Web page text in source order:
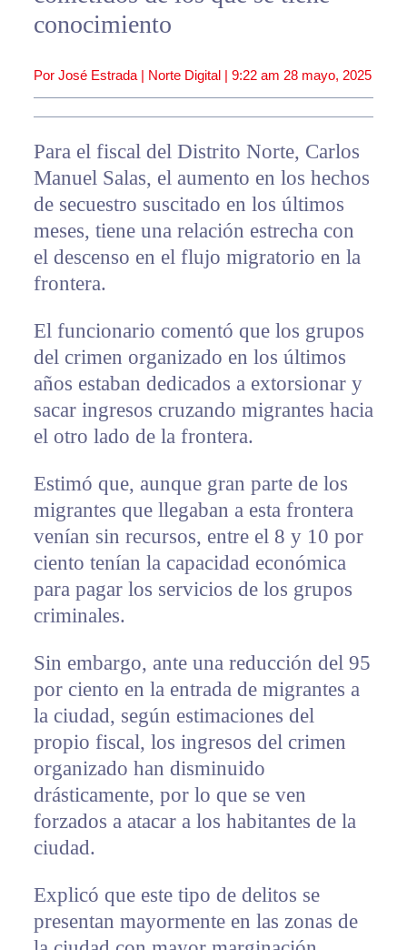
conocimiento
Por José Estrada | Norte Digital | 9:22 am 28 mayo, 2025
Para el fiscal del Distrito Norte, Carlos
Manuel Salas, el aumento en los hechos
de secuestro suscitado en los últimos
meses, tiene una relación estrecha con
el descenso en el flujo migratorio en la
frontera.
El funcionario comentó que los grupos
del crimen organizado en los últimos
años estaban dedicados a extorsionar y
sacar ingresos cruzando migrantes hacia
el otro lado de la frontera.
Estimó que, aunque gran parte de los
migrantes que llegaban a esta frontera
venían sin recursos, entre el 8 y 10 por
ciento tenían la capacidad económica
para pagar los servicios de los grupos
criminales.
Sin embargo, ante una reducción del 95
por ciento en la entrada de migrantes a
la ciudad, según estimaciones del
propio fiscal, los ingresos del crimen
organizado han disminuido
drásticamente, por lo que se ven
forzados a atacar a los habitantes de la
ciudad.
Explicó que este tipo de delitos se
presentan mayormente en las zonas de